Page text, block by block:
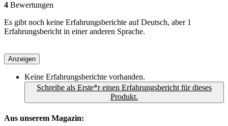
4 Bewertungen
Es gibt noch keine Erfahrungsberichte auf Deutsch, aber 1
Erfahrungsbericht in einer anderen Sprache.
Anzeigen
Keine Erfahrungsberichte vorhanden.
Schreibe als Erste*r einen Erfahrungsbericht für dieses
Produkt.
Aus unserem Magazin: